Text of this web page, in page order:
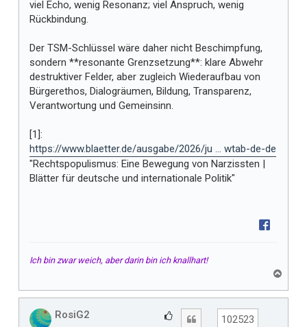
viel Echo, wenig Resonanz; viel Anspruch, wenig
Rückbindung.
Der TSM-Schlüssel wäre daher nicht Beschimpfung,
sondern **resonante Grenzsetzung**: klare Abwehr
destruktiver Felder, aber zugleich Wiederaufbau von
Bürgerethos, Dialogräumen, Bildung, Transparenz,
Verantwortung und Gemeinsinn.
[1]:
https://www.blaetter.de/ausgabe/2026/ju ... wtab-de-de
"Rechtspopulismus: Eine Bewegung von Narzissten |
Blätter für deutsche und internationale Politik"
Ich bin zwar weich, aber darin bin ich knallhart!
c
RosiG2 102523